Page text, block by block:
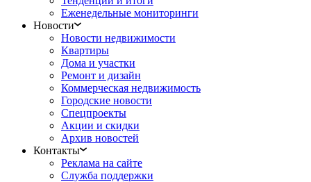
Еженедельные мониторинги
Новости
Новости недвижимости
Квартиры
Дома и участки
Ремонт и дизайн
Коммерческая недвижимость
Городские новости
Спецпроекты
Акции и скидки
Архив новостей
Контакты
Реклама на сайте
Служба поддержки